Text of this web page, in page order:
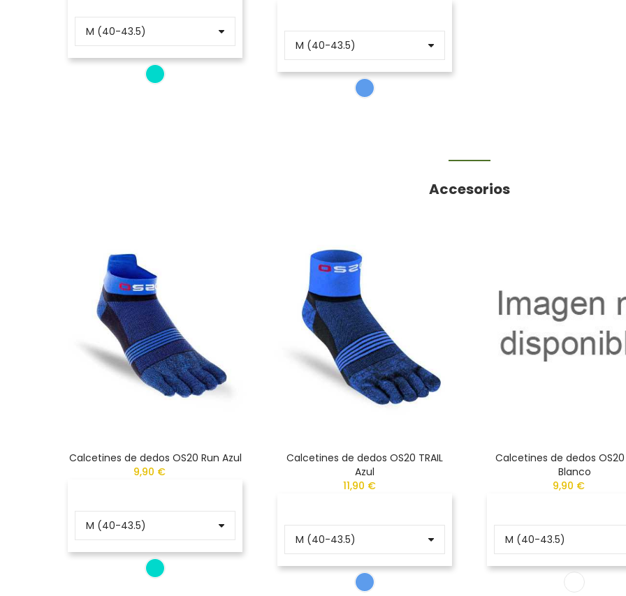
Accesorios
Calcetines de dedos OS20 Run Azul
9,90 €
Calcetines de dedos OS20 TRAIL
Azul
11,90 €
Calcetines de dedos
Blanco
9,90 €